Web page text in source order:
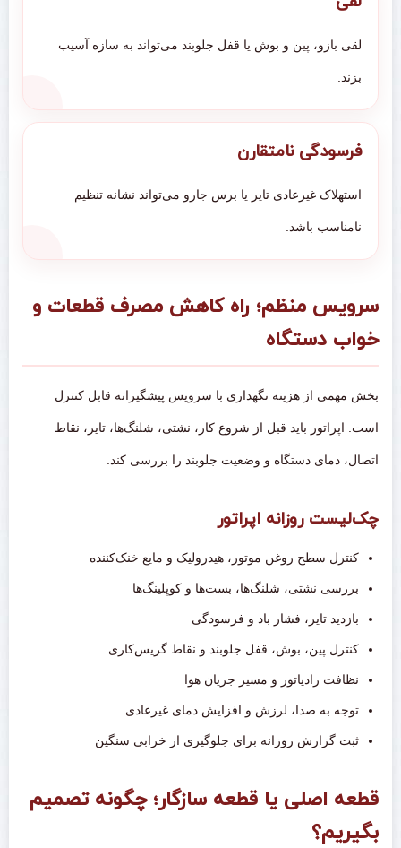
لقی بازو، پین و بوش یا قفل جلوبند می‌تواند به سازه آسیب
بزند.
فرسودگی نامتقارن
استهلاک غیرعادی تایر یا برس جارو می‌تواند نشانه تنظیم
نامناسب باشد.
سرویس منظم؛ راه کاهش مصرف قطعات و
خواب دستگاه
بخش مهمی از هزینه نگهداری با سرویس پیشگیرانه قابل کنترل
است. اپراتور باید قبل از شروع کار، نشتی، شلنگ‌ها، تایر، نقاط
اتصال، دمای دستگاه و وضعیت جلوبند را بررسی کند.
چک‌لیست روزانه اپراتور
کنترل سطح روغن موتور، هیدرولیک و مایع خنک‌کننده
بررسی نشتی، شلنگ‌ها، بست‌ها و کوپلینگ‌ها
بازدید تایر، فشار باد و فرسودگی
کنترل پین، بوش، قفل جلوبند و نقاط گریس‌کاری
نظافت رادیاتور و مسیر جریان هوا
توجه به صدا، لرزش و افزایش دمای غیرعادی
ثبت گزارش روزانه برای جلوگیری از خرابی سنگین
قطعه اصلی یا قطعه سازگار؛ چگونه تصمیم
بگیریم؟